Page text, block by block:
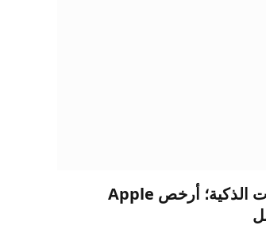
جورمان: أبل تواصل العمل على النظارات الذكية؛ أرخص Apple